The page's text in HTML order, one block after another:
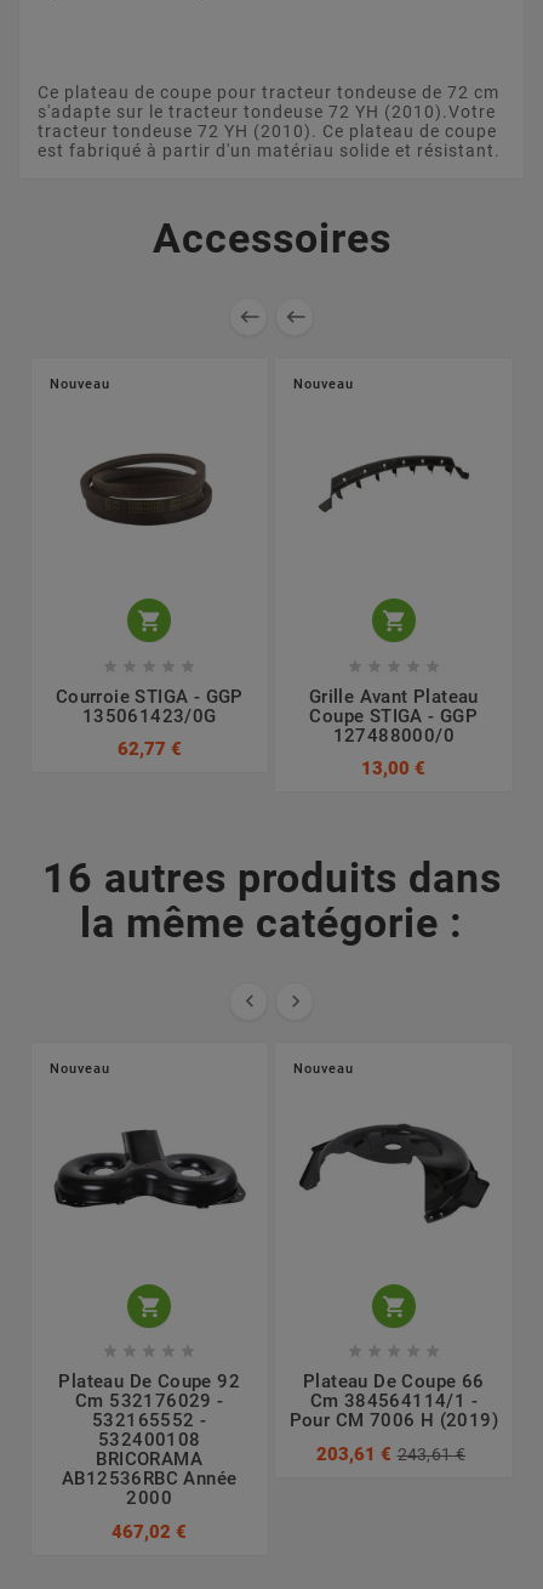
Ce plateau de coupe pour tracteur tondeuse de 72 cm
s'adapte sur le tracteur tondeuse 72 YH (2010).Votre
tracteur tondeuse 72 YH (2010). Ce plateau de coupe
est fabriqué à partir d'un matériau solide et résistant.
Accessoires
 
Nouveau

    
Courroie STIGA - GGP
135061423/0G
62,77 €
Nouveau

    
Grille Avant Plateau
Coupe STIGA - GGP
127488000/0
13,00 €
16 autres produits dans
la même catégorie :
 
Nouveau

    
Plateau De Coupe 92
Cm 532176029 -
532165552 -
532400108
BRICORAMA
AB12536RBC Année
2000
467,02 €
Nouveau

    
Plateau De Coupe 66
Cm 384564114/1 -
Pour CM 7006 H (2019)
203,61 € 243,61 €